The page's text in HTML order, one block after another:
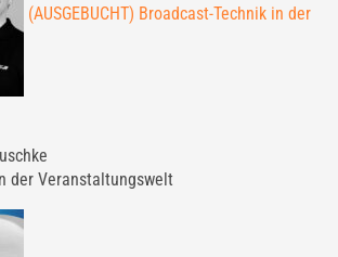
(AUSGEBUCHT) Broadcast-Technik in der
der Veranstaltungswelt